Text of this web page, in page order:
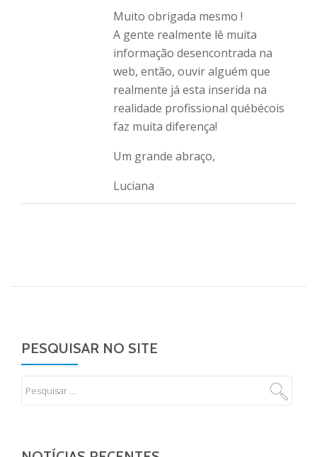
Muito obrigada mesmo !
A gente realmente lê muita
informação desencontrada na
web, então, ouvir alguém que
realmente já esta inserida na
realidade profissional québécois
faz muita diferença!
Um grande abraço,
Luciana
PESQUISAR NO SITE